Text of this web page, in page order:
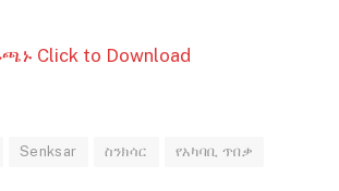
Click to Download
Senksar ስንክሳር የአካባቢ ጥበቃ